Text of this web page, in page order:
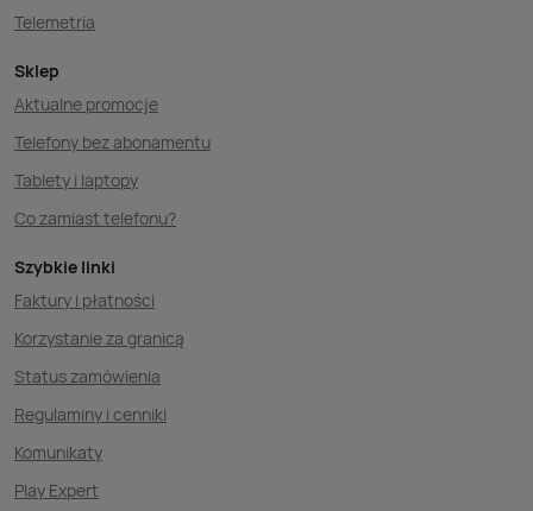
Telemetria
Sklep
Aktualne promocje
Telefony bez abonamentu
Tablety i laptopy
Co zamiast telefonu?
Szybkie linki
Faktury i płatności
Korzystanie za granicą
Status zamówienia
Regulaminy i cenniki
Komunikaty
Play Expert